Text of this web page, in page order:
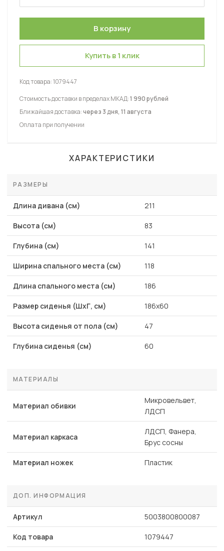
Универсальное
Купить в 1 клик
Код товара:1079447
Стоимость доставки в пределах МКАД:1 990 рублей
Ближайшая доставка:через 3 дня, 11 августа
Оплата при получении
ХАРАКТЕРИСТИКИ
РАЗМЕРЫ
Длина дивана (см) 211
Высота (см) 83
Глубина (см) 141
Ширина спального места (см) 118
Длина спального места (см) 186
Размер сиденья (ШхГ, см) 186х60
Высота сиденья от пола (см) 47
Глубина сиденья (см) 60
МАТЕРИАЛЫ
Материал обивки
Микровельвет,
ЛДСП
Материал каркаса
ЛДСП, Фанера,
Брус сосны
Материал ножек Пластик
ДОП. ИНФОРМАЦИЯ
Артикул 5003800800087
Код товара 1079447